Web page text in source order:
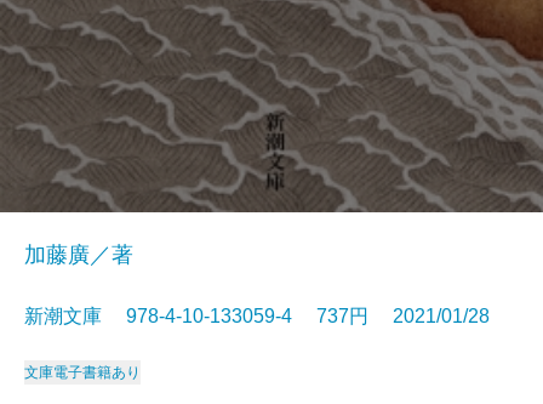
加藤廣／著
新潮文庫 978-4-10-133059-4 737円 2021/01/28
文庫電子書籍あり